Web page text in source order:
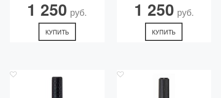
1 250 руб.
КУПИТЬ
1 250 руб.
КУПИТЬ